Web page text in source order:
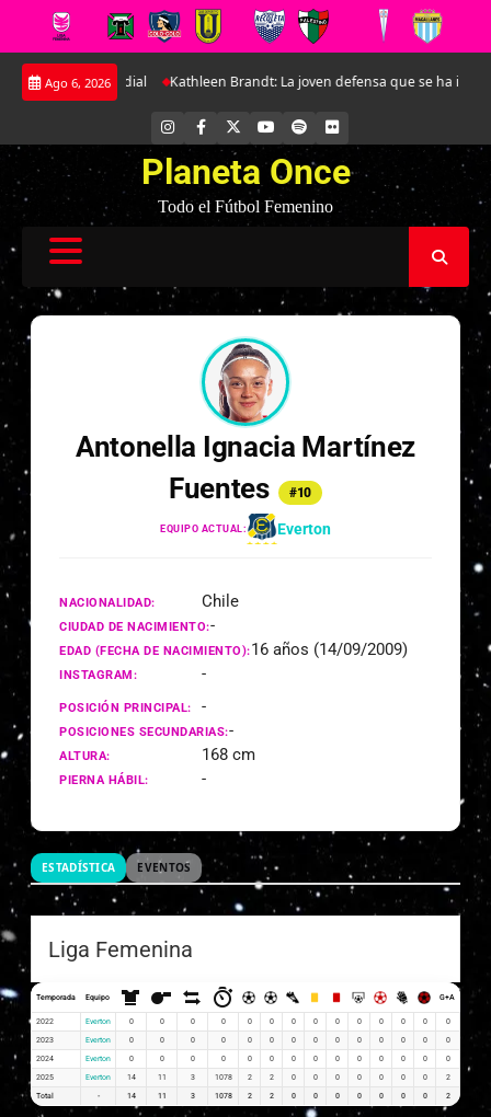
Saltar
Ago 6, 2026
para el Mundial Kathleen Brandt: La joven defensa que se ha ido
INSTAGRAM
FACEBOOK YOUTUBE
SPOTIFYFLICKR
Planeta Once
Todo el Fútbol Femenino
Antonella Ignacia Martínez
Fuentes
#10
EQUIPO ACTUAL: Everton
NACIONALIDAD: Chile
CIUDAD DE NACIMIENTO:-
EDAD (FECHA DE NACIMIENTO):16 años (14/09/2009)
INSTAGRAM: -
POSICIÓN PRINCIPAL: -
POSICIONES SECUNDARIAS:-
ALTURA: 168 cm
PIERNA HÁBIL: -
ESTADÍSTICA EVENTOS
Liga Femenina
Temporada Equipo G+A G x PJ
2022 Everton 0 0 0 0 0 0 0 0 0 0 0 0 0 0
2023 Everton 0 0 0 0 0 0 0 0 0 0 0 0 0 0
2024 Everton 0 0 0 0 0 0 0 0 0 0 0 0 0 0
2025 Everton 14 11 3 1078 2 2 0 0 0 0 0 0 0 2
Total - 14 11 3 1078 2 2 0 0 0 0 0 0 0 2